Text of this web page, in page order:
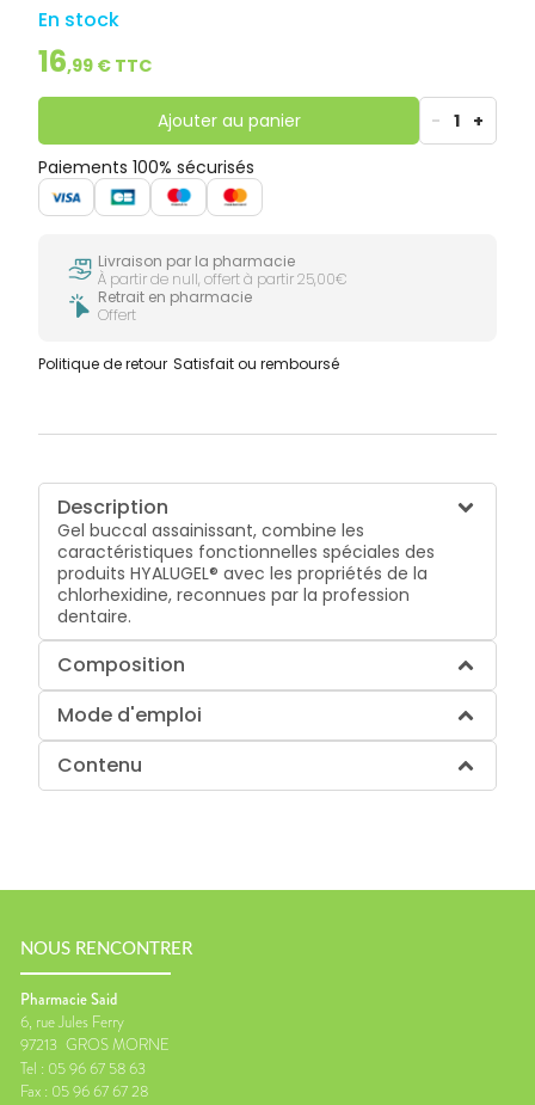
En stock
16,99 € TTC
Ajouter au panier - 1 +
Paiements 100% sécurisés
Livraison par la pharmacie
À partir de null, offert à partir 25,00€
Retrait en pharmacie
Offert
Politique de retour Satisfait ou remboursé
Description
Gel buccal assainissant, combine les
caractéristiques fonctionnelles spéciales des
produits HYALUGEL® avec les propriétés de la
chlorhexidine, reconnues par la profession
dentaire.
Composition
Mode d'emploi
Contenu
NOUS RENCONTRER
Pharmacie Said
6, rue Jules Ferry
97213 GROS MORNE
Tel : 05 96 67 58 63
Fax : 05 96 67 67 28